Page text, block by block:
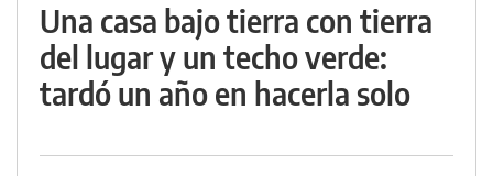
Una casa bajo tierra con tierra
del lugar y un techo verde:
tardó un año en hacerla solo